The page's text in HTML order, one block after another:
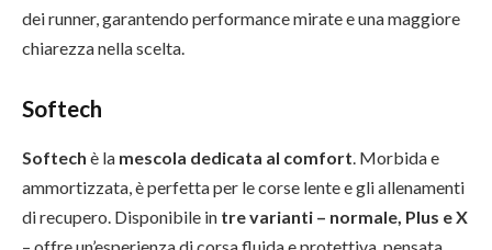
dei runner, garantendo performance mirate e una maggiore
chiarezza nella scelta.
Softech
Softech è la mescola dedicata al comfort . Morbida e
ammortizzata, è perfetta per le corse lente e gli allenamenti
di recupero. Disponibile in tre varianti – normale, Plus e X
– offre un’esperienza di corsa fluida e protettiva, pensata